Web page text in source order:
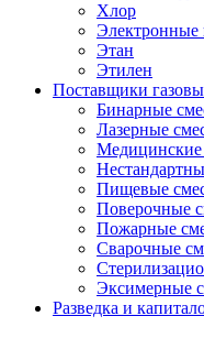
Хлор
Электронные
Этан
Этилен
Поставщики
Бинарные
Лазерные
Медицинские
Пищевые
Поверочные
Пожарные
Сварочные
Эксимерные
Разведка и